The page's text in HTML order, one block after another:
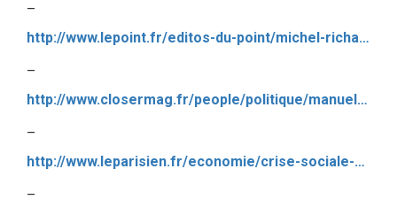
–
http://www.lepoint.fr/editos-du-point/michel-richard/richard-hollande-l-homme-qui-rit-dans-le-bazar-26-05-2016-2042221_54.php#xtor=CS3-190
–
http://www.closermag.fr/people/politique/manuel-valls-est-un-peu-trop-excite-en-ce-moment-618153#xtor=RSS-50
–
http://www.leparisien.fr/economie/crise-sociale-quand-macron-joue-au-pyromane-avec-l-aval-de-hollande-24-05-2016-5825717.php
–